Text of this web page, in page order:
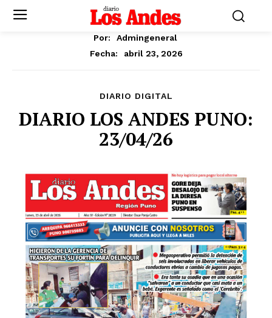
Por:
Admingeneral
Fecha:
abril 23, 2026
DIARIO DIGITAL
DIARIO LOS ANDES PUNO:
23/04/26